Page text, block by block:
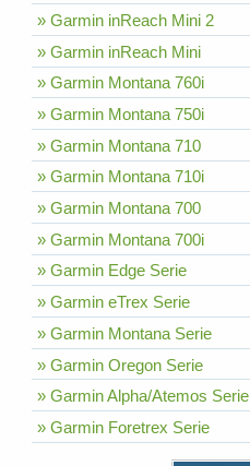
» Garmin inReach Mini 2
» Garmin inReach Mini
» Garmin Montana 760i
» Garmin Montana 750i
» Garmin Montana 710
» Garmin Montana 710i
» Garmin Montana 700
» Garmin Montana 700i
» Garmin Edge Serie
» Garmin eTrex Serie
» Garmin Montana Serie
» Garmin Oregon Serie
» Garmin Alpha/Atemos Serie
» Garmin Foretrex Serie